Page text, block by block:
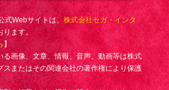
式Webサイトは、株式会社セガ・インタ
ります。
】
る画像、文章、情報、音声、動画等は株式
スまたはその関連会社の著作権により保護